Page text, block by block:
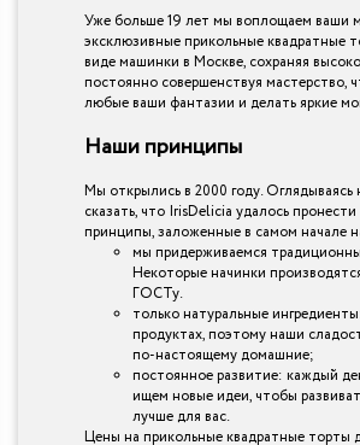
Уже больше 19 лет мы воплощаем ваши
эксклюзивные прикольные квадратные
виде машинки в Москве, сохраняя
постоянно совершенствуя мастерство,
любые ваши фантазии и делать яркие
Наши принципы
Мы открылись в 2000 году.
сказать, что IrisDelicia удалось пронести
принципы, заложенные в самом начале
мы придерживаемся
Некоторые начинки
ГОСТу.
только натуральные
продуктах, поэтому наши
по-настоящему домашние;
постоянное развитие: каждый
ищем новые идеи, чтобы
лучше для вас.
Цены на прикольные квадратные торты